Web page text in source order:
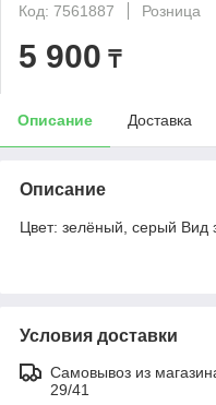
Код: 7561887
Розница
5 900 ₸
Описание Доставка
Описание
Цвет: зелёный, серый Вид
Условия доставки
Самовывоз из
29/41